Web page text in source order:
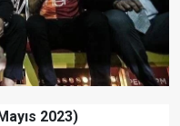
2023)